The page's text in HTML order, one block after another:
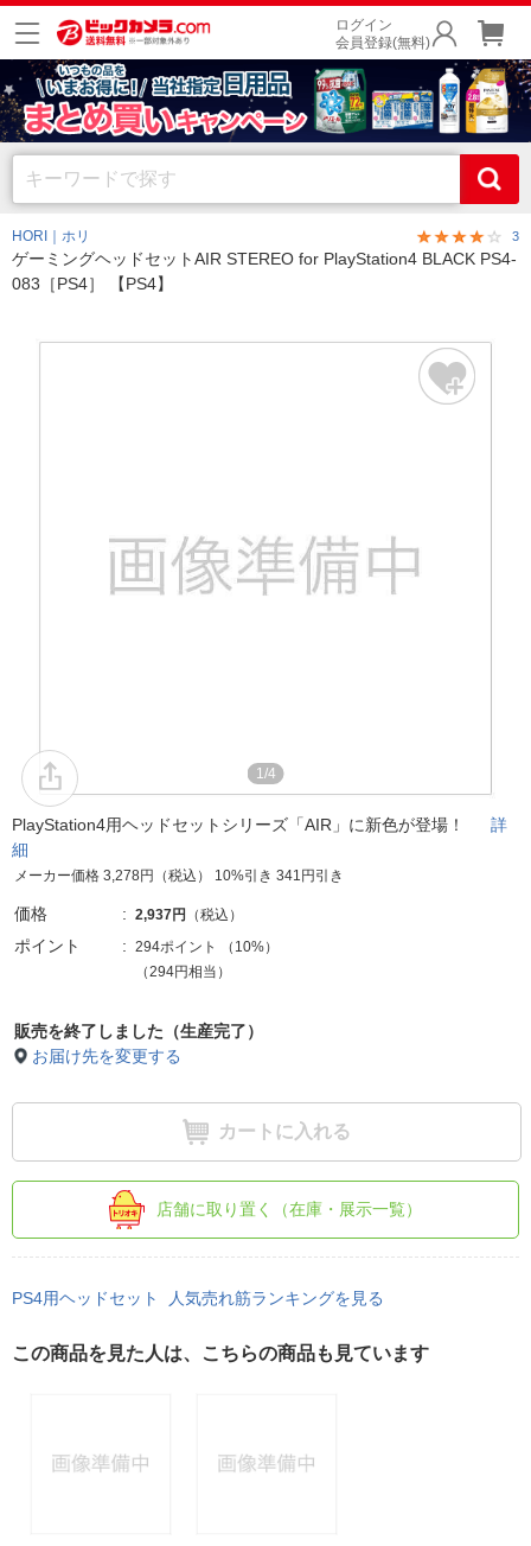
ログイン
会員登録(無料)
HORI｜ホリ 3
ゲーミングヘッドセットAIR STEREO for PlayStation4 BLACK PS4-
083［PS4］ 【PS4】
1/4
PlayStation4用ヘッドセットシリーズ「AIR」に新色が登場！ 詳
細
メーカー価格 3,278円（税込） 10%引き 341円引き
価格 2,937円 （税込）
ポイント 294ポイント （ 10%）
（294円相当）
販売を終了しました（生産完了）
お届け先を変更する
カートに入れる
店舗に取り置く（在庫・展示一覧）
PS4用ヘッドセット 人気売れ筋ランキングを見る
この商品を見た人は、こちらの商品も見ています